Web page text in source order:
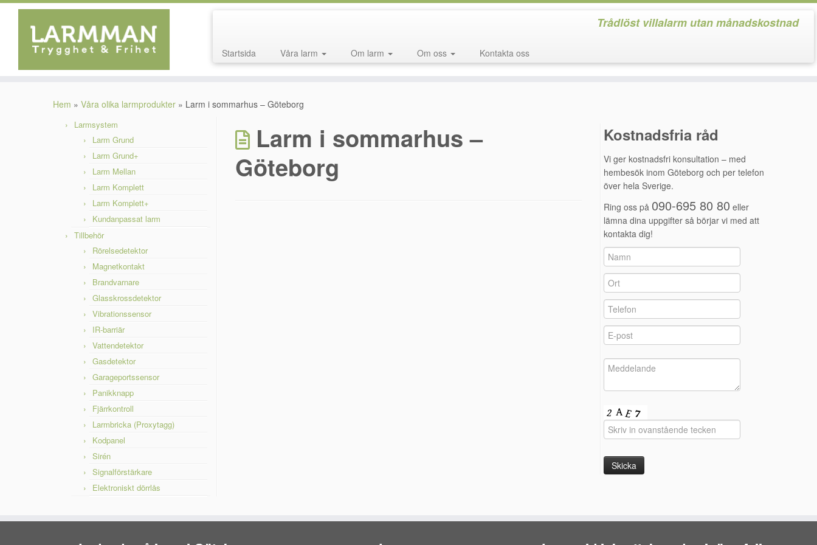
Trådlöst villalarm utan månadskostnad
Startsida Våra larm Om larm Om oss Kontakta oss
Hem » Våra olika larmprodukter » Larm i sommarhus – Göteborg
Larmsystem
Larm Grund
Larm Grund+
Larm Mellan
Larm Komplett
Larm Komplett+
Kundanpassat larm
Tillbehör
Rörelsedetektor
Magnetkontakt
Brandvarnare
Glasskrossdetektor
Vibrationssensor
IR-barriär
Vattendetektor
Gasdetektor
Garageportssensor
Panikknapp
Fjärrkontroll
Larmbricka (Proxytagg)
Kodpanel
Sirén
Signalförstärkare
Elektroniskt dörrlås
Larm i sommarhus –
Göteborg
Kostnadsfria råd
Vi ger kostnadsfri konsultation – med
hembesök inom Göteborg och per telefon
över hela Sverige.
Ring oss på 090-695 80 80 eller
lämna dina uppgifter så börjar vi med att
kontakta dig!